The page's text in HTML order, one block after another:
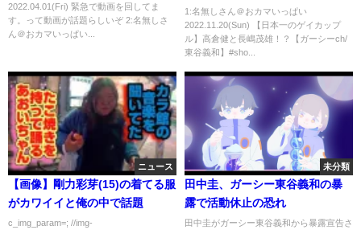
2022.04.01(Fri) 緊急で動画を回してま
す。って動画が話題らしいぞ 2:名無しさ
ん＠おカマいっぱい...
東谷義和】#shorts
1:名無しさん＠おカマいっぱい
2022.11.20(Sun) 【日本一のゲイカップ
ル】高倉健と長嶋茂雄！？【ガーシーch/
東谷義和】#sho...
ニュース
【画像】剛力彩芽(15)の着てる服
がカワイイと俺の中で話題
c_img_param=; //img-
未分類
田中圭、ガーシー東谷義和の暴
露で活動休止の恐れ
田中圭がガーシー東谷義和から暴露宣告さ